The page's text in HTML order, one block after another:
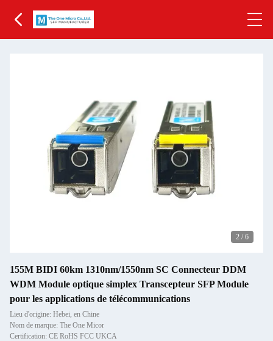
2 / 6
155M BIDI 60km 1310nm/1550nm SC Connecteur DDM
WDM Module optique simplex Transcepteur SFP Module
pour les applications de télécommunications
Lieu d'origine: Hebei, en Chine
Nom de marque: The One Micor
Certification: CE RoHS FCC UKCA